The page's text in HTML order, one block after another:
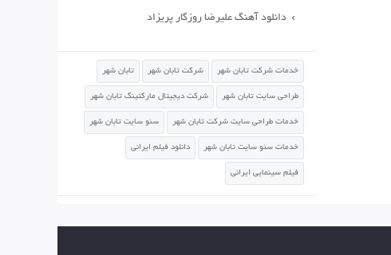
دانلود آهنگ علیرضا روزگار پریزاد
خدمات شرکت تابان شهر شرکت تابان شهر تابان شهر
طراحی سایت تابان شهر شرکت دیجیتال مارکتینگ تابان شهر
خدمات طراحی سایت شرکت تابان شهر سئو سایت تابان شهر
خدمات سئو سایت تابان شهر دانلود فیلم ایرانی
فیلم سینمایی ایرانی